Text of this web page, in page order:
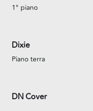
1° piano
Dixie
Piano terra
DN Cover